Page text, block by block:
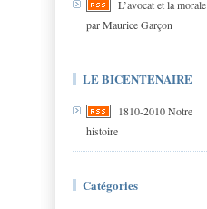
L’avocat et la morale
par Maurice Garçon
LE BICENTENAIRE
1810-2010 Notre
histoire
Catégories